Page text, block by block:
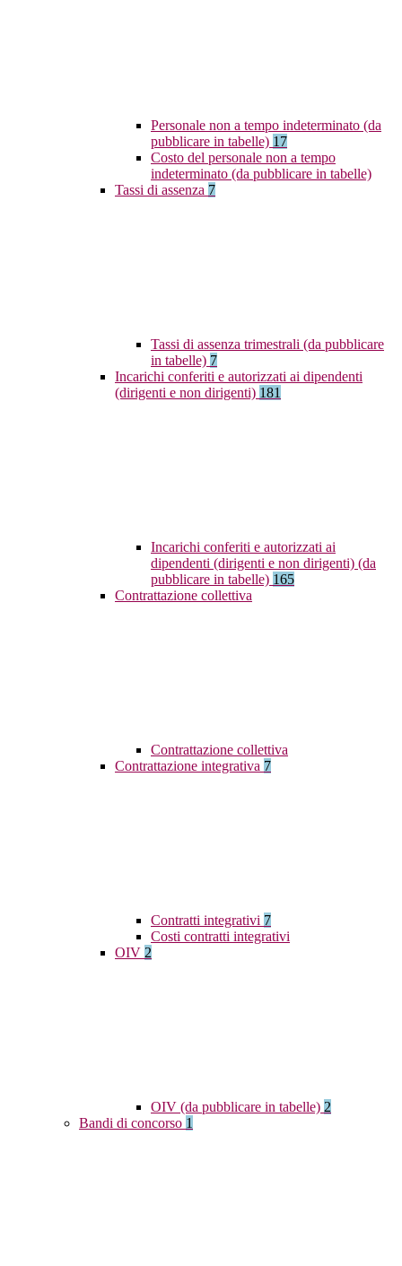
Personale non a tempo indeterminato (da
pubblicare in tabelle) 17
Costo del personale non a tempo
indeterminato (da pubblicare in tabelle)
Tassi di assenza 7
Tassi di assenza trimestrali (da pubblicare
in tabelle) 7
Incarichi conferiti e autorizzati ai dipendenti
(dirigenti e non dirigenti) 181
Incarichi conferiti e autorizzati ai
dipendenti (dirigenti e non dirigenti) (da
pubblicare in tabelle) 165
Contrattazione collettiva
Contrattazione collettiva
Contrattazione integrativa 7
Contratti integrativi 7
Costi contratti integrativi
OIV 2
OIV (da pubblicare in tabelle) 2
Bandi di concorso 1